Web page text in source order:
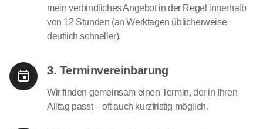
mein verbindliches Angebot in der Regel innerhalb
von 12 Stunden (an Werktagen üblicherweise
deutlich schneller).
3. Terminvereinbarung
Wir finden gemeinsam einen Termin, der in Ihren
Alltag passt – oft auch kurzfristig möglich.